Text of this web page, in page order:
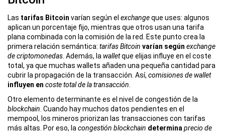
Las tarifas Bitcoin varían según el exchangeque uses: algunos
aplican un porcentaje fijo, mientras que otros usan una tarifa
plana combinada con la comisión de la red. Este punto crea la
primera relación semántica: tarifas Bitcoin varían según exchange
de criptomonedas . Además, la walletque elijas influye en el coste
total, ya que muchas wallets añaden una pequeña cantidad para
cubrir la propagación de la transacción. Así, comisiones de wallet
influyen en coste total de la transacción
Otro elemento determinante es el nivel de congestión de la
blockchain . Cuando hay muchos datos pendientes en el
mempool, los mineros priorizan las transacciones con tarifas
más altas. Por eso, la congestión blockchain determina precio de